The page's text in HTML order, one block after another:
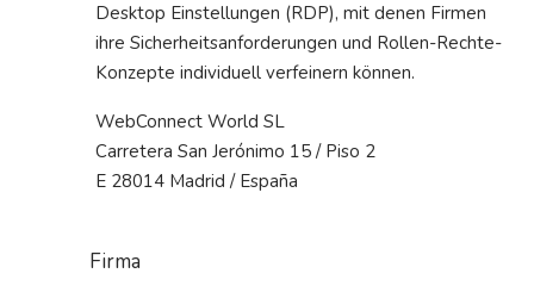
Desktop Einstellungen (RDP), mit denen Firmen
ihre Sicherheitsanforderungen und Rollen-Rechte-
Konzepte individuell verfeinern können.
WebConnect World SL
Carretera San Jerónimo 15 / Piso 2
E 28014 Madrid / España
Firma